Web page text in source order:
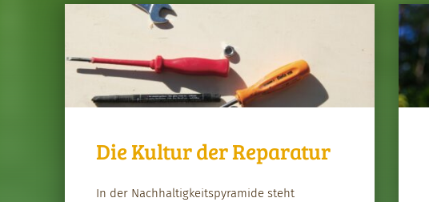
Die Kultur der Reparatur
In der Nach­haltigkeit­spyra­mide ste­ht